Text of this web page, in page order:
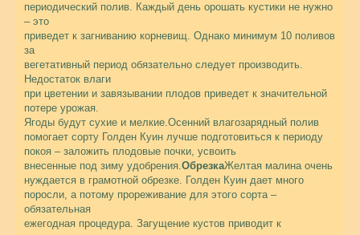
периодический полив. Каждый день орошать кустики не нужно
– это
приведет к загниванию корневищ. Однако минимум 10 поливов
за
вегетативный период обязательно следует производить.
Недостаток влаги
при цветении и завязывании плодов приведет к значительной
потере урожая.
Ягоды будут сухие и мелкие.Осенний влагозарядный полив
помогает сорту Голден Куин лучше подготовиться к периоду
покоя – заложить плодовые почки, усвоить
внесенные под зиму удобрения.ОбрезкаЖелтая малина очень
нуждается в грамотной обрезке. Голден Куин дает много
поросли, а потому прореживание для этого сорта –
обязательная
ежегодная процедура. Загущение кустов приводит к